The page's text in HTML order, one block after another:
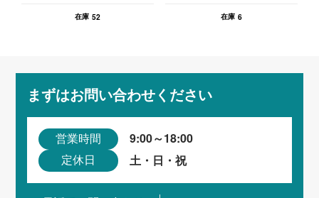
在庫 52 在庫 6
まずはお問い合わせください
営業時間 9:00～18:00
定休日 土・日・祝